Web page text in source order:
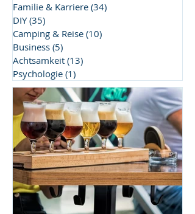
Familie & Karriere (34)
DIY (35)
Camping & Reise (10)
Business (5)
Achtsamkeit (13)
Psychologie (1)